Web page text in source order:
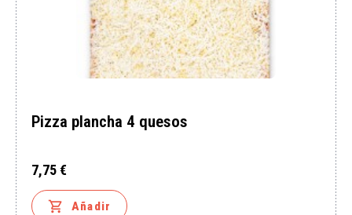
Pizza plancha 4 quesos
Precio
7,75 €
 Añadir